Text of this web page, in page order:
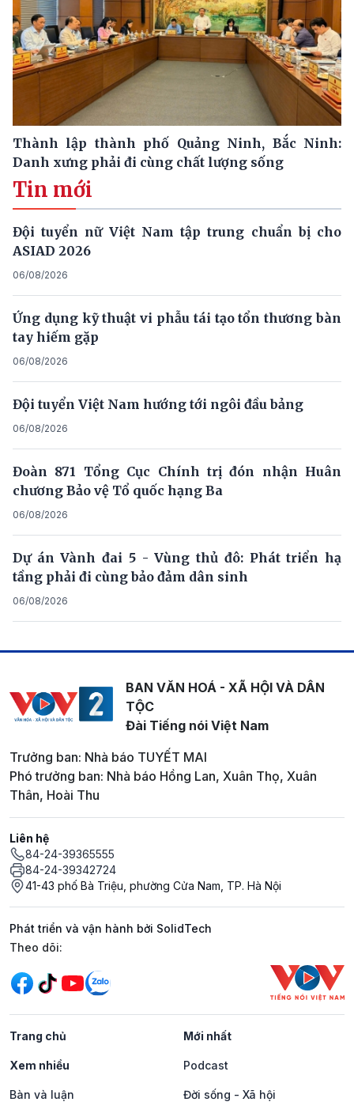
Thành lập thành phố Quảng Ninh, Bắc Ninh:
Danh xưng phải đi cùng chất lượng sống
Tin mới
Đội tuyển nữ Việt Nam tập trung chuẩn bị cho
ASIAD 2026
06/08/2026
Ứng dụng kỹ thuật vi phẫu tái tạo tổn thương bàn
tay hiếm gặp
06/08/2026
Đội tuyển Việt Nam hướng tới ngôi đầu bảng
06/08/2026
Đoàn 871 Tổng Cục Chính trị đón nhận Huân
chương Bảo vệ Tổ quốc hạng Ba
06/08/2026
Dự án Vành đai 5 - Vùng thủ đô: Phát triển hạ
tầng phải đi cùng bảo đảm dân sinh
06/08/2026
BAN VĂN HOÁ - XÃ HỘI VÀ DÂN
TỘC
Đài Tiếng nói Việt Nam
Trưởng ban: Nhà báo TUYẾT MAI
Phó trưởng ban: Nhà báo Hồng Lan, Xuân Thọ, Xuân
Thân, Hoài Thu
Liên hệ
84-24-39365555
84-24-39342724
41-43 phố Bà Triệu, phường Cửa Nam, TP. Hà Nội
Phát triển và vận hành bởi SolidTech
Mạng xã hội
Theo dõi:
Trang chủ Mới nhất
Xem nhiều Podcast
Bàn và luận Đời sống - Xã hội